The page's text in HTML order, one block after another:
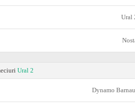
Ural
Ural 2
Dynamo